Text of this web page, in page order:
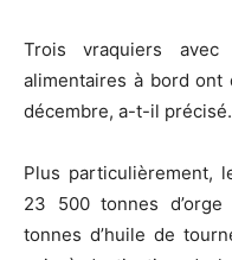
Trois vraquiers
alimentaires à bord
décembre, a-t-il précisé.
Plus particulièrement,
23 500 tonnes
tonnes d’huile de